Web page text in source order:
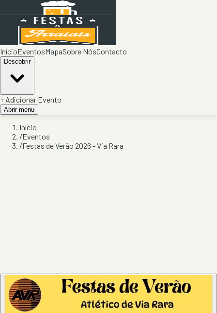
InícioEventosMapaSobre NósContacto
Descobrir
+ Adicionar Evento
Abrir menu
Início
/Eventos
/Festas de Verão 2026 - Via Rara